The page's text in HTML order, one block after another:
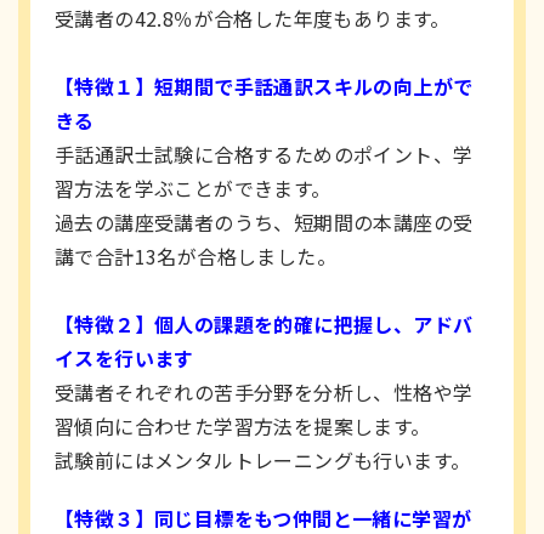
受講者の42.8％が合格した年度もあります。
【特徴１】短期間で手話通訳スキルの向上がで
きる
手話通訳士試験に合格するためのポイント、学
習方法を学ぶことができます。
過去の講座受講者のうち、短期間の本講座の受
講で合計13名が合格しました。
【特徴２】個人の課題を的確に把握し、アドバ
イスを行います
受講者それぞれの苦手分野を分析し、性格や学
習傾向に合わせた学習方法を提案します。
試験前にはメンタルトレーニングも行います。
【特徴３】同じ目標をもつ仲間と一緒に学習が